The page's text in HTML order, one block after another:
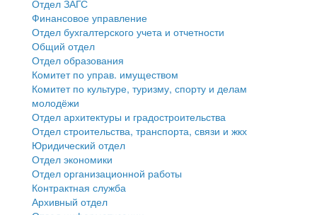
Государственные услуги
Промышленность и АПК
Экономика и бизнес
Символика
Устав
Гостям округа
Туризм
Культура
Образование
Здравоохранение
муниципального округа Тверской области
Администрация Кашинского муниципального округа
Тверской области
Управление сельскими территориями
Открытые данные
Работа с обращениями граждан
Муниципальный контроль
Финансовое управление
Бюджет для граждан
Имущество
Выявление правообладателей ранее учтенных
объектов недвижимости
Имущественная поддержка субъектов малого и
среднего предпринимательства
Отдел ЗАГС
Финансовое управление
Отдел бухгалтерского учета и отчетности
Общий отдел
Отдел образования
Комитет по управ. имуществом
Комитет по культуре, туризму, спорту и делам
молодёжи
Отдел архитектуры и градостроительства
Отдел строительства, транспорта, связи и жкх
Юридический отдел
Отдел экономики
Отдел организационной работы
Контрактная служба
Архивный отдел